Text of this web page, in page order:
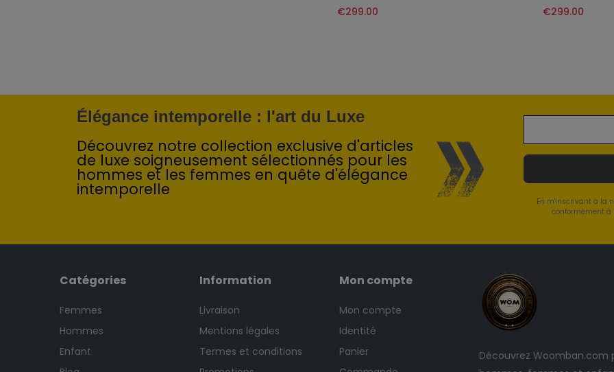
€299.00 €299.00
Élégance intemporelle : l'art du Luxe
Découvrez notre collection exclusive d'articles
de luxe soigneusement sélectionnés pour les
hommes et les femmes en quête d'élégance
intemporelle
En m'inscrivant à la
conformément à
Catégories
Femmes
Hommes
Enfant
Information
Livraison
Mentions légales
Termes et conditions
Mon compte
Mon compte
Identité
Panier
Découvrez